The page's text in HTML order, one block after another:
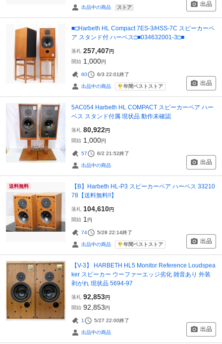
出品中の商品 ストア 出品
■□Harbeth HL Compact 7ES-3/HSS-7C スピーカーペ
ア スタンド付 ハーベス□■034632001-3□■
落札 257,407円
開始 1,000円
60 6/3 22:01終了
出品中の商品 年間ベストストア 出品
5AC054 Harbeth HL COMPACT スピーカーペア ハー
ベス スタンド付属 現状品 動作未確認
落札 80,922円
開始 1,000円
57 6/2 21:52終了
出品中の商品 出品
送料無料
【B】Harbeth HL-P3 スピーカーペア ハーベス 33210
78【送料無料!!】
落札 104,610円
開始 1 円
74 5/28 22:14終了
出品中の商品 年間ベストストア 出品
【V-3】 HARBETH HL5 Monitor Reference Loudspea
ker スピーカー ウーファーエッジ劣化 雑音あり 外装
剥がれ 現状品 5694-97
落札 92,853円
開始 92,853円
1 5/27 22:00終了
出品中の商品 出品